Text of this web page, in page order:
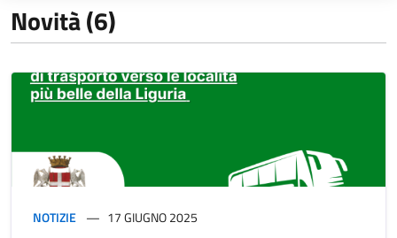
Novità (6)
NOTIZIE 17 GIUGNO 2025